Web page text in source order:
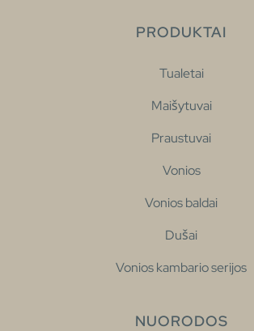
PRODUKTAI
Tualetai
Maišytuvai
Praustuvai
Vonios
Vonios baldai
Dušai
Vonios kambario serijos
NUORODOS